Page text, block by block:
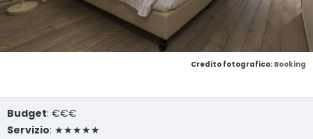
Credito fotografico: Booking
Budget: €€€
Servizio: ★★★★★